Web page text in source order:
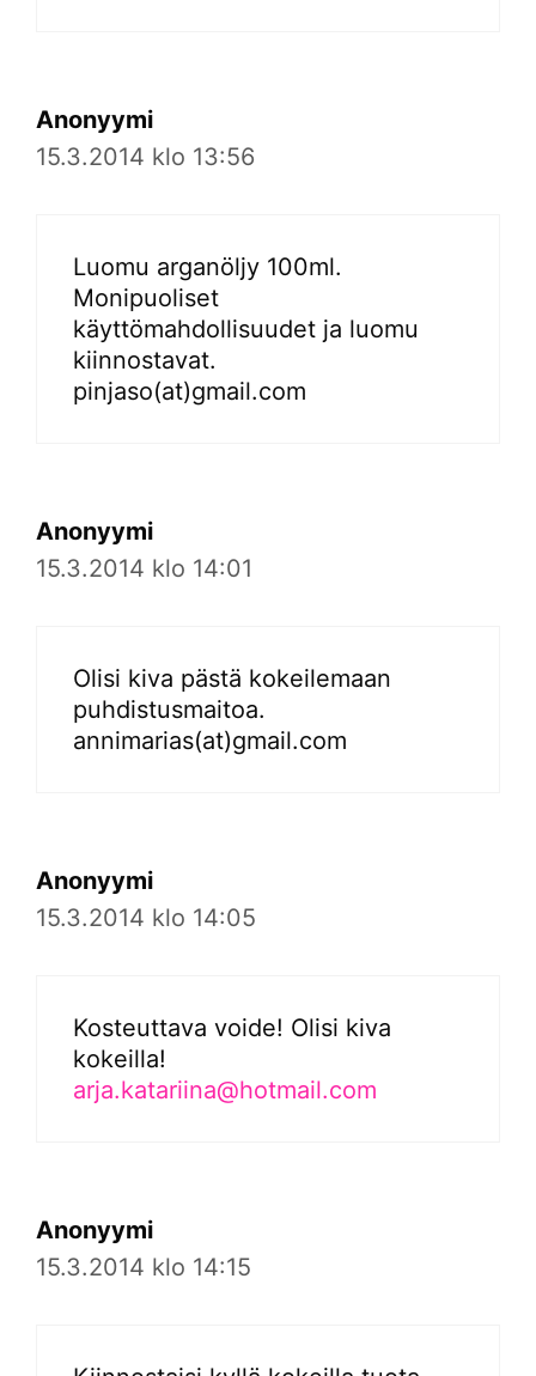
Anonyymi
15.3.2014 klo 13:56
Luomu arganöljy 100ml.
Monipuoliset
käyttömahdollisuudet ja luomu
kiinnostavat.
pinjaso(at)gmail.com
Anonyymi
15.3.2014 klo 14:01
Olisi kiva pästä kokeilemaan
puhdistusmaitoa.
annimarias(at)gmail.com
Anonyymi
15.3.2014 klo 14:05
Kosteuttava voide! Olisi kiva
kokeilla!
arja.katariina@hotmail.com
Anonyymi
15.3.2014 klo 14:15